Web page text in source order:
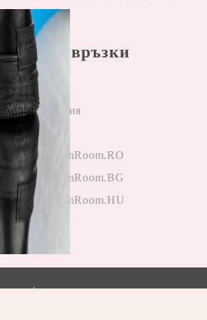
Бързи връзки
Начало
Регистрация
Вход
OneFashionRoom.RO
OneFashionRoom.BG
OneFashionRoom.HU